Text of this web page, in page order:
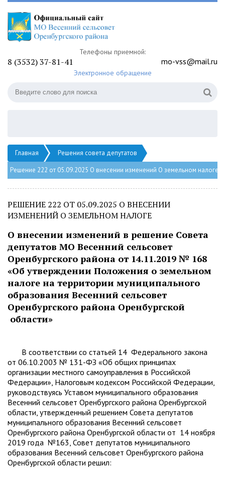
Телефоны приемной:
8 (3532) 37-81-41 mo-vss@mail.ru
Электронное обращение
Главная
Решения совета депутатов
Решение 222 от 05.09.2025 О внесении изменений О земельном налоге
РЕШЕНИЕ 222 ОТ 05.09.2025 О ВНЕСЕНИИ
ИЗМЕНЕНИЙ О ЗЕМЕЛЬНОМ НАЛОГЕ
О внесении изменений в решение Совета
депутатов МО Весенний сельсовет
Оренбургского района от 14.11.2019 № 168
«Об утверждении Положения о земельном
налоге на территории муниципального
образования Весенний сельсовет
Оренбургского района Оренбургской
области»
В соответствии со статьей 14 Федерального закона
от 06.10.2003 № 131-ФЗ «Об общих принципах
организации местного самоуправления в Российской
Федерации», Налоговым кодексом Российской Федерации,
руководствуясь Уставом муниципального образования
Весенний сельсовет Оренбургского района Оренбургской
области, утвержденный решением Совета депутатов
муниципального образования Весенний сельсовет
Оренбургского района Оренбургской области от 14 ноября
2019 года №163, Совет депутатов муниципального
образования Весенний сельсовет Оренбургского района
Оренбургской области решил: